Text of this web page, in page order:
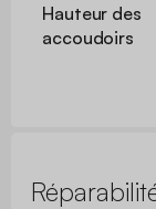
Hauteur des
accoudoirs